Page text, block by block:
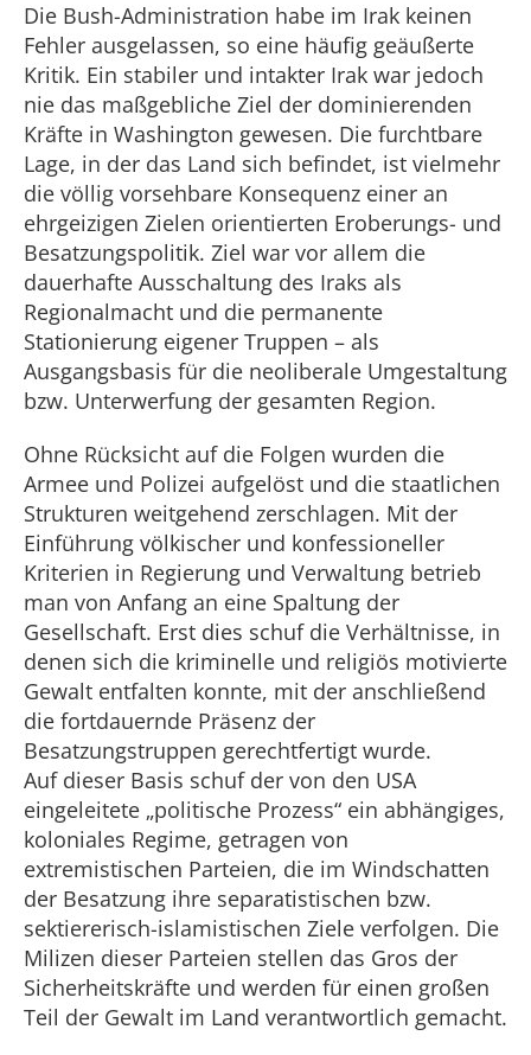
Die Bush-Administration habe im Irak keinen
Fehler ausgelassen, so eine häufig geäußerte
Kritik. Ein stabiler und intakter Irak war jedoch
nie das maßgebliche Ziel der dominierenden
Kräfte in Washington gewesen. Die furchtbare
Lage, in der das Land sich befindet, ist vielmehr
die völlig vorsehbare Konsequenz einer an
ehrgeizigen Zielen orientierten Eroberungs- und
Besatzungspolitik. Ziel war vor allem die
dauerhafte Ausschaltung des Iraks als
Regionalmacht und die permanente
Stationierung eigener Truppen – als
Ausgangsbasis für die neoliberale Umgestaltung
bzw. Unterwerfung der gesamten Region.
Ohne Rücksicht auf die Folgen wurden die
Armee und Polizei aufgelöst und die staatlichen
Strukturen weitgehend zerschlagen. Mit der
Einführung völkischer und konfessioneller
Kriterien in Regierung und Verwaltung betrieb
man von Anfang an eine Spaltung der
Gesellschaft. Erst dies schuf die Verhältnisse, in
denen sich die kriminelle und religiös motivierte
Gewalt entfalten konnte, mit der anschließend
die fortdauernde Präsenz der
Besatzungstruppen gerechtfertigt wurde.
Auf dieser Basis schuf der von den USA
eingeleitete „politische Prozess“ ein abhängiges,
koloniales Regime, getragen von
extremistischen Parteien, die im Windschatten
der Besatzung ihre separatistischen bzw.
sektiererisch-islamistischen Ziele verfolgen. Die
Milizen dieser Parteien stellen das Gros der
Sicherheitskräfte und werden für einen großen
Teil der Gewalt im Land verantwortlich gemacht.